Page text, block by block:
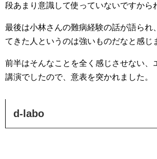
段あまり意識して使っていないですから
最後は小林さんの難病経験の話が語られ
てきた人というのは強いものだなと感じ
前半はそんなことを全く感じさせない、
講演でしたので、意表を突かれました。
d-labo